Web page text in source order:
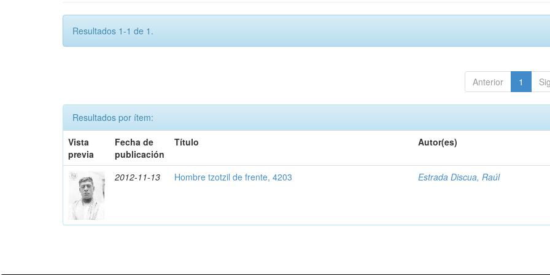
Resultados 1-1 de 1.
Anterior 1
Resultados por ítem:
Vista
previa
Fecha de
publicación
Título Autor(es)
2012-11-13 Hombre tzotzil de frente, 4203 Estrada Discua, Raúl